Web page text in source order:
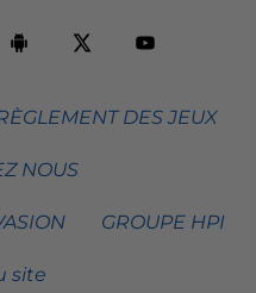
DES JEUX
NOUS
GROUPE HPI
site